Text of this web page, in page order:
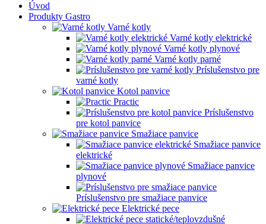
Úvod
Produkty Gastro
Varné kotly
Varné kotly elektrické
Varné kotly plynové
Varné kotly parné
Príslušenstvo pre
varné kotly
Kotol panvice
Practic
Príslušenstvo
pre kotol panvice
Smažiace panvice
Smažiace panvice
elektrické
Smažiace panvice
plynové
Príslušenstvo pre smažiace panvice
Elektrické pece